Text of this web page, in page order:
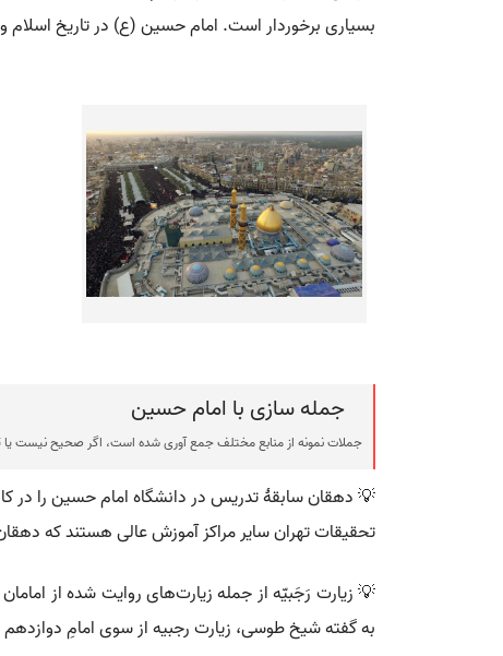
بسیاری برخوردار است. امام حسین (ع) در تاریخ
جمله سازی با امام حسین
جملات نمونه از منابع مختلف جمع آوری شده است، اگر صحیح نیست
💡 دهقان سابقهٔ تدریس در دانشگاه امام حسین را در
تحقیقات تهران سایر مراکز آموزش عالی هستند که
💡 زیارت رَجَبیّه از جمله زیارت‌های روایت شده از
به گفته شیخ طوسی، زیارت رجبیه از سوی امامِ